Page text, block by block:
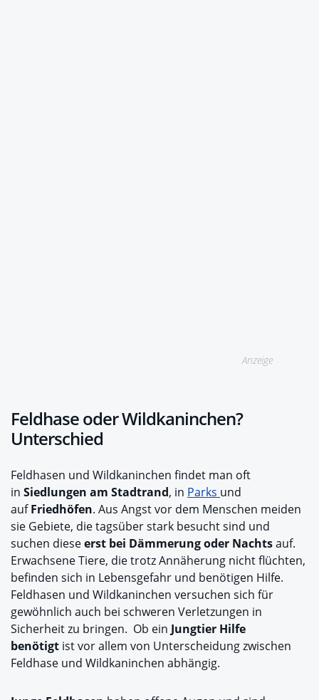
Anzeige
Feldhase oder Wildkaninchen?
Unterschied
Feldhasen und Wildkaninchen findet man oft
in Siedlungen am Stadtrand, in Parks und
aufFriedhöfen. Aus Angst vor dem Menschen meiden
sie Gebiete, die tagsüber stark besucht sind und
suchen dieseerst bei Dämmerung oder Nachtsauf.
Erwachsene Tiere, die trotz Annäherung nicht flüchten,
befinden sich in Lebensgefahr und benötigen Hilfe.
Feldhasen und Wildkaninchen versuchen sich für
gewöhnlich auch bei schweren Verletzungen in
Sicherheit zu bringen. Ob ein Jungtier Hilfe
benötigt ist vor allem von Unterscheidung zwischen
Feldhase und Wildkaninchen abhängig.